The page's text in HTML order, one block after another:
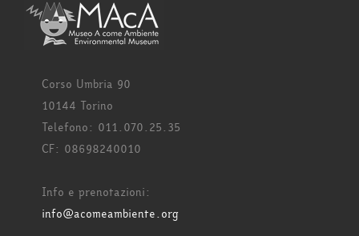
Corso Umbria 90
10144 Torino
Telefono: 011.070.25.35
CF: 08698240010
Info e prenotazioni:
info@acomeambiente.org